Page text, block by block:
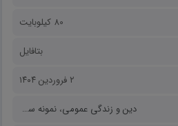
80 کیلوبایت
بتافایل
۲ فروردین ۱۴۰۴
دین و زندگی عمومی،نمونه سوالات